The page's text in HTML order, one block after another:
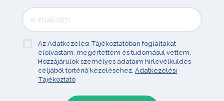
Az Adatkezelési Tájékoztatóban foglaltakat
elolvastam, megértettem és tudomásul vettem.
Hozzájárulok személyes adataim hírlevélküldés
céljából történő kezeléséhez. Adatkezelési
Tájékoztató